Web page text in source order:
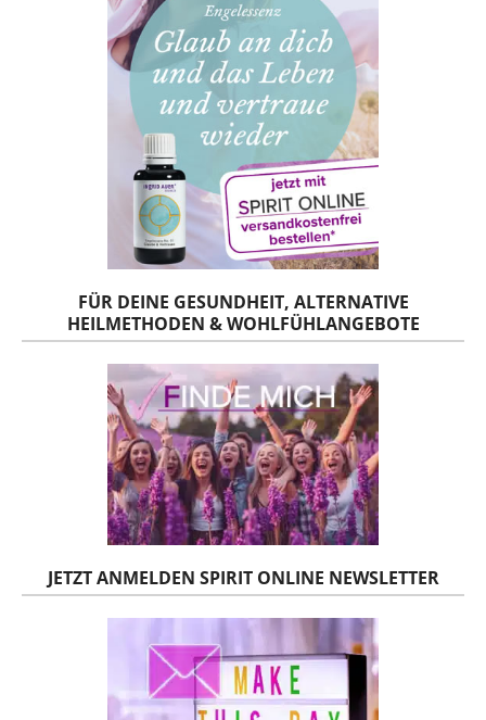
FÜR DEINE GESUNDHEIT, ALTERNATIVE
HEILMETHODEN & WOHLFÜHLANGEBOTE
JETZT ANMELDEN SPIRIT ONLINE NEWSLETTER